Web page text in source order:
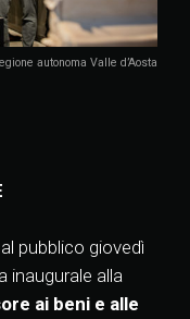
autonoma Valle d’Aosta
pubblico giovedì
inaugurale alla
ai beni e alle